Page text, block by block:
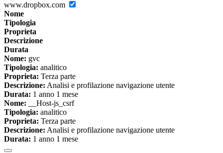
www.dropbox.com
Nome
Tipologia
Proprieta
Descrizione
Durata
Nome: gvc
Tipologia: analitico
Proprieta: Terza parte
Descrizione: Analisi e profilazione navigazione utente
Durata: 1 anno 1 mese
Nome: __Host-js_csrf
Tipologia: analitico
Proprieta: Terza parte
Descrizione: Analisi e profilazione navigazione utente
Durata: 1 anno 1 mese